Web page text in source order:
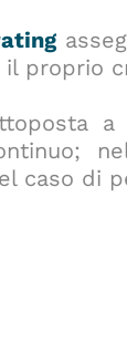
proprio
a
caso di